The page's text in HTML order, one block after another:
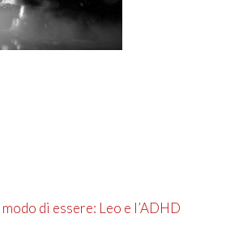
di essere: Leo e l’ADHD